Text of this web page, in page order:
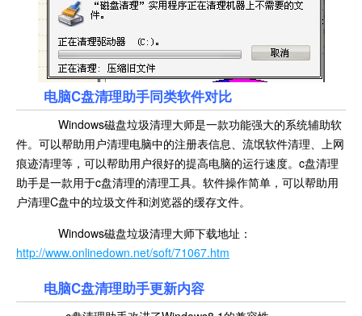
电脑C盘清理助手同类软件对比
Windows磁盘垃圾清理大师是一款功能强大的系统辅助软
件。可以帮助用户清理电脑中的注册表信息、流氓软件清理、上网
痕迹清理等，可以帮助用户很好的提高电脑的运行速度。c盘清理
助手是一款用于c盘清理的清理工具。软件操作简单，可以帮助用
户清理C盘中的垃圾文件和浏览器的缓存文件。
Windows磁盘垃圾清理大师下载地址：
http://www.onlinedown.net/soft/71067.htm
电脑C盘清理助手更新内容